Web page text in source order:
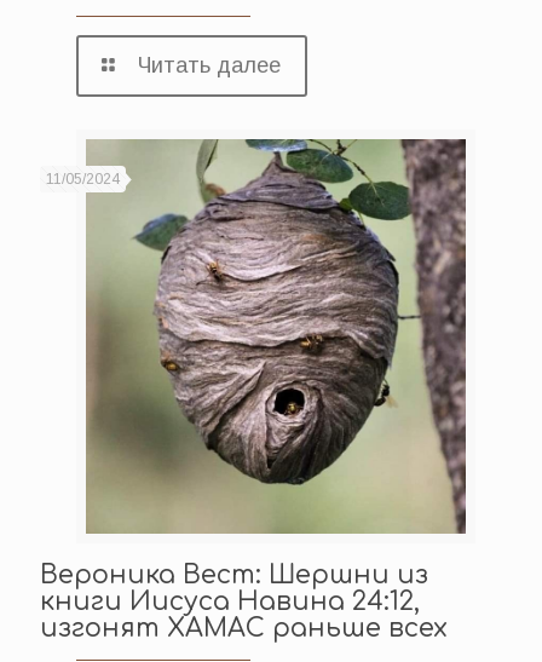
Читать далее
11/05/2024
Вероника Вест: Шершни из
книги Иисуса Навина 24:12,
изгонят ХАМАС раньше всех